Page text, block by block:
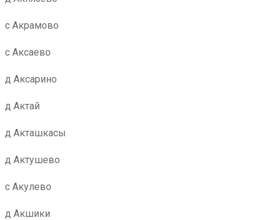
с Акрамово
с Аксаево
д Аксарино
д Актай
д Акташкасы
д Актушево
с Акулево
д Акшики